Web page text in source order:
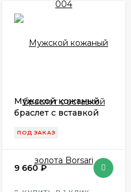
Мужской кожаный
браслет с вставкой
BRSTPE006
ПОД ЗАКАЗ
9 660₽